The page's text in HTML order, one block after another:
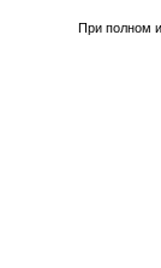
При полном